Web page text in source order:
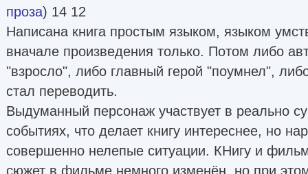
проза) 14 12
Написана книга простым языком, языком
вначале произведения только. Потом либо
"взросло", либо главный герой "поумнел",
стал переводить.
Выдуманный персонаж участвует в реально
событиях, что делает книгу интереснее, но
совершенно нелепые ситуации. КНигу и
сюжет в фильме немного изменён, но при